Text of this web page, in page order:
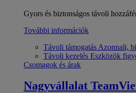
Gyors és biztonságos távoli
További információk
Távoli támogatás Azonnali,
Távoli kezelés Eszközök
Csomagok és árak
Nagyvállalat